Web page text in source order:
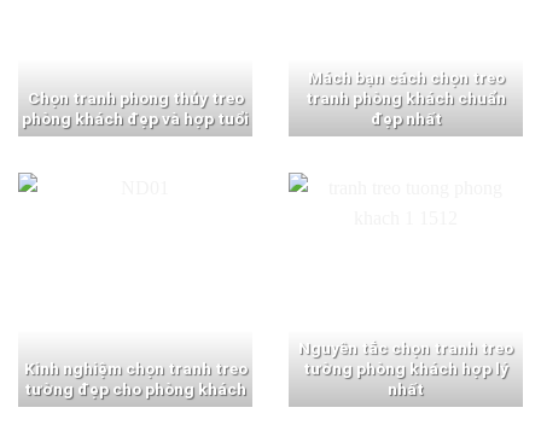
Chọn tranh phong thủy treo
phòng khách đẹp và hợp tuổi
Mách bạn cách chọn treo
tranh phòng khách chuẩn
đẹp nhất
Kinh nghiệm chọn tranh treo
tường đẹp cho phòng khách
Nguyên tắc chọn tranh treo
tường phòng khách hợp lý
nhất